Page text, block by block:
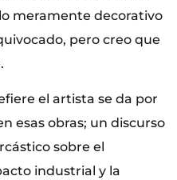
meramente decorativo
pero creo que
el artista se da por
esas obras; un discurso
sobre el
industrial y la